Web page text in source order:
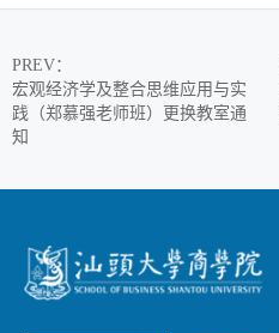
PREV：
宏观经济学及整合思维应用与实
践（郑慕强老师班）更换教室通
知